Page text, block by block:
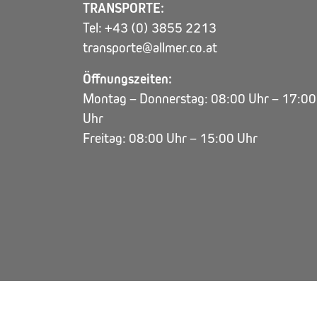
TRANSPORTE:
Tel: +43 (0) 3855 2213
transporte@allmer.co.at
Öffnungszeiten:
Montag – Donnerstag: 08:00 Uhr – 17:00
Uhr
Freitag: 08:00 Uhr – 15:00 Uhr